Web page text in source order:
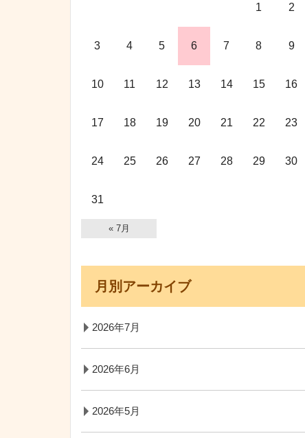
1 2
3 4 5 6 7 8 9
10 11 12 13 14 15 16
17 18 19 20 21 22 23
24 25 26 27 28 29 30
31
« 7月
月別アーカイブ
2026年7月
2026年6月
2026年5月